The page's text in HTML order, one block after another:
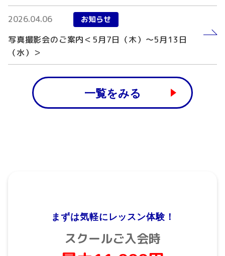
2026.04.06 お知らせ
写真撮影会のご案内＜5月7日（木）〜5月13日
（水）＞
一覧をみる
まずは気軽にレッスン体験！
スクールご入会時